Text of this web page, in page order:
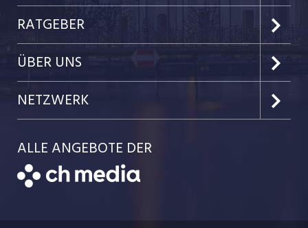
Kanton Zug
Kanton Nidwalden
Kanton Obwalden
Kanton Schwyz
Festanstellungen
Preise & Leistungen
Kundenlogin
Einzelinserat disponieren
Schnittstelle
Bewerber-Cockpit
RATGEBER
Job-News
Job-Tipps
Job-Storys
Job-Coach
Bewerbung
ÜBER UNS
Portrait
Jobs bei der CH Media
NETZWERK
CH Media
ALLE ANGEBOTE DER